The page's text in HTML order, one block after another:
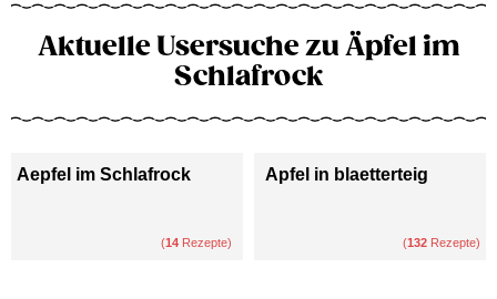
Aktuelle Usersuche zu Äpfel im
Schlafrock
Aepfel im Schlafrock
(14 Rezepte)
Apfel in blaetterteig
(132 Rezepte)